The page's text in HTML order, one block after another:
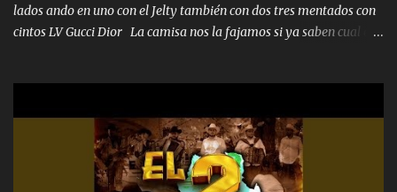
lados ando en uno con el Jelty también con dos tres mentados con
cintos LV Gucci Dior La camisa nos la fajamos si ya saben cual es
estándares 110 mil records de pistas no me falta mucho para
verme en las revistas Ya pasé Italia Japón Madrid Milán y también
Francia ropa de 100.000 bolas Louis vuitton es mi fragancia
repleta de presidentes la bolsa estoy en mi pic si no se han dado